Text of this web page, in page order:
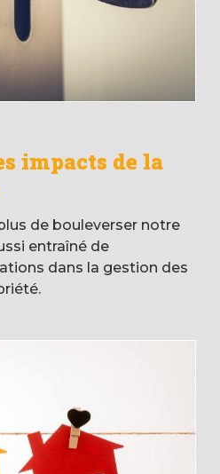
impacts de la
de bouleverser notre
entraîné de
dans la gestion des